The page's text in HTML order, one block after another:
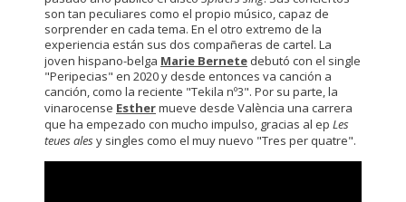
son tan peculiares como el propio músico, capaz de
sorprender en cada tema. En el otro extremo de la
experiencia están sus dos compañeras de cartel. La
joven hispano-belga Marie Bernete debutó con el single
"Peripecias" en 2020 y desde entonces va canción a
canción, como la reciente "Tekila nº3". Por su parte, la
vinarocense Esthermueve desde València una carrera
que ha empezado con mucho impulso, gracias al ep Les
teues alesy singles como el muy nuevo "Tres per quatre".